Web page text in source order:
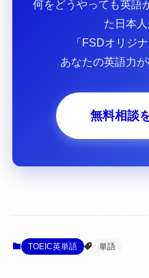
何をどうやっても英語
た日本
「FSDオリジ
あなたの英語力
無料相談
TOEIC英単語 単語